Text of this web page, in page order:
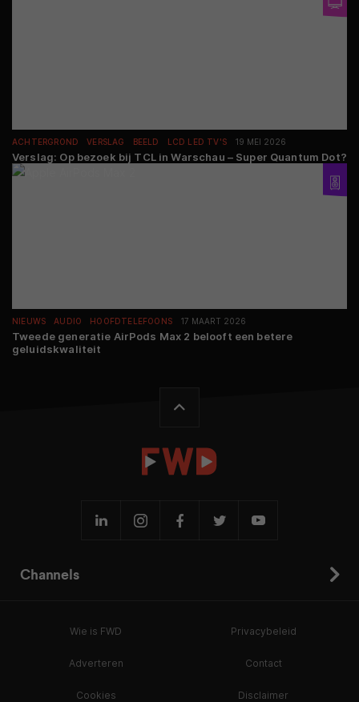
ACHTERGROND VERSLAG BEELD LCD LED TV'S 19 MEI 2026
Verslag: Op bezoek bij TCL in Warschau – Super Quantum Dot?
NIEUWS AUDIO HOOFDTELEFOONS 17 MAART 2026
Tweede generatie AirPods Max 2 belooft een betere
geluidskwaliteit
Channels
Wie is FWD Privacybeleid
Adverteren Contact
Cookies Disclaimer